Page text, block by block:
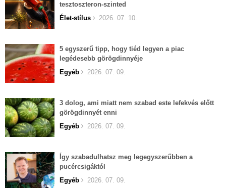
tesztoszteron-szinted
Élet-stílus
2026. 07. 10.
5 egyszerű tipp, hogy tiéd legyen a piac
legédesebb görögdinnyéje
Egyéb
2026. 07. 09.
3 dolog, ami miatt nem szabad este lefekvés előtt
görögdinnyét enni
Egyéb
2026. 07. 09.
Így szabadulhatsz meg legegyszerűbben a
pucércsigáktól
Egyéb
2026. 07. 09.